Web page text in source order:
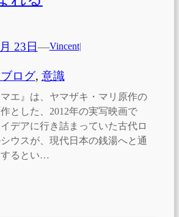
23日—Vincent|
ログ, 意識
マエ』は、ヤマザキ・マリ原作の
とした、2012年の実写映画で
デアに行き詰まっていた古代ロ
ウスが、現代日本の銭湯へと通
するとい…